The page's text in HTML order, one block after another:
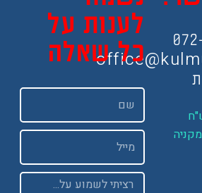
לענות על
כל שאלה
Email
Message